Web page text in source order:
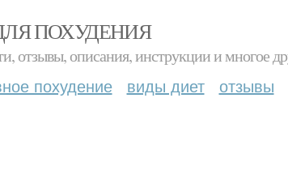
ПОХУДЕНИЯ
отзывы, описания, инструкции и многое
похудение виды диет отзывы